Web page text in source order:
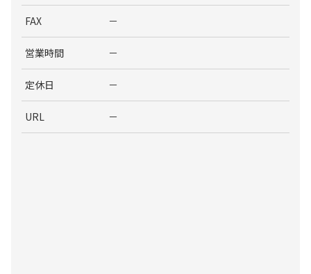
FAX －
営業時間 －
定休日 －
URL －